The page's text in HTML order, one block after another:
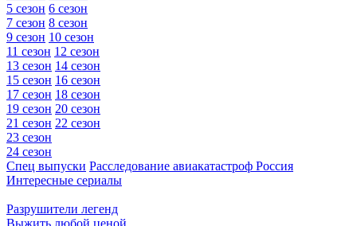
5 сезон 6 сезон
7 сезон 8 сезон
9 сезон 10 сезон
11 сезон 12 сезон
13 сезон 14 сезон
15 сезон 16 сезон
17 сезон 18 сезон
19 сезон 20 сезон
21 сезон 22 сезон
23 сезон
24 сезон
Спец выпуски Расследование авиакатастроф Россия
Интересные сериалы
Разрушители легенд
Выжить любой ценой